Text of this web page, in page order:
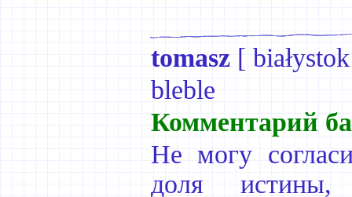
tomasz [ białystok
bleble
Комментарий
Не могу
доля